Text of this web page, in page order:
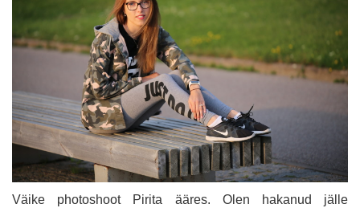
Väike photoshoot Pirita ääres. Olen hakanud jälle